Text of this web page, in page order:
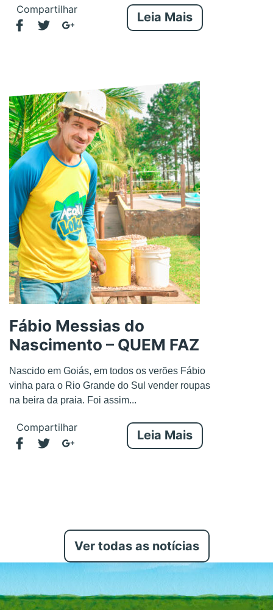
Compartilhar
Leia Mais
Fábio Messias do
Nascimento – QUEM FAZ
Nascido em Goiás, em todos os verões Fábio
vinha para o Rio Grande do Sul vender roupas
na beira da praia. Foi assim...
Compartilhar
Leia Mais
Ver todas as notícias